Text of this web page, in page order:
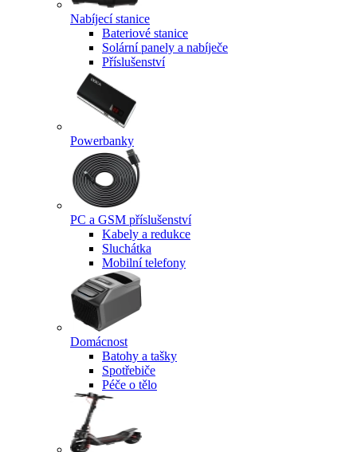
Nabíjecí stanice
Bateriové stanice
Solární panely a nabíječe
Příslušenství
Powerbanky
PC a GSM příslušenství
Kabely a redukce
Sluchátka
Mobilní telefony
Domácnost
Batohy a tašky
Spotřebiče
Péče o tělo